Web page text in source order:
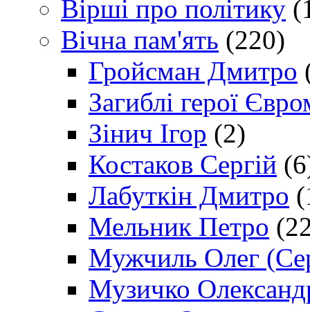
Вірші про політику
Вічна пам'ять (220)
Гройсман Дмитро
Загиблі герої
Зінич Ігор (2)
Костаков Сергій
Лабуткін Дмитро
Мельник Петро
Мужчиль Олег
Музичко